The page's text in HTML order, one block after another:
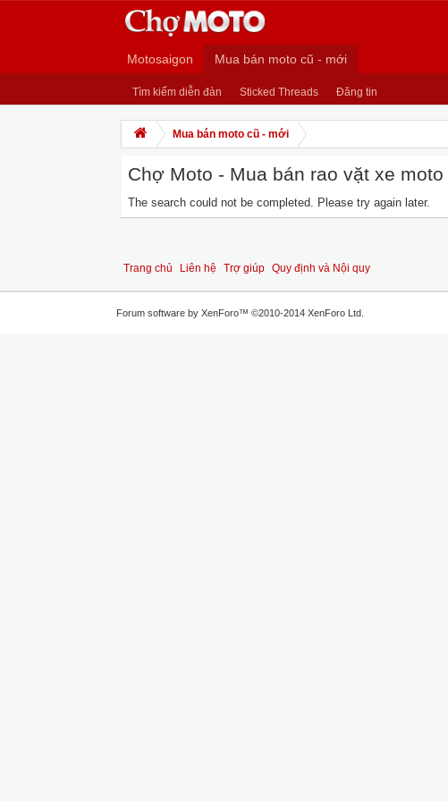
Motosaigon Mua bán moto cũ - mới
Tìm kiếm diễn đàn Sticked Threads Đăng tin
Mua bán moto cũ - mới
Chợ Moto - Mua bán rao vặt xe
The search could not be completed. Please try again later.
Trang chủ Liên hệ Trợ giúp Quy định và Nội quy
Forum software by XenForo™ ©2010-2014 XenForo Ltd.